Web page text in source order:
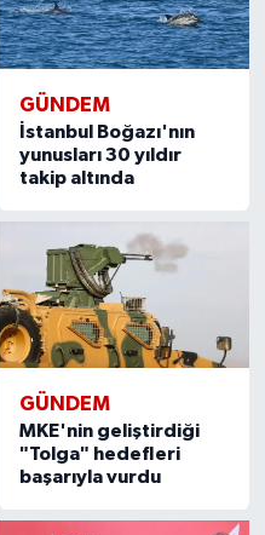
GÜNDEM
İstanbul Boğazı'nın
yunusları 30 yıldır
takip altında
GÜNDEM
MKE'nin geliştirdiği
"Tolga" hedefleri
başarıyla vurdu